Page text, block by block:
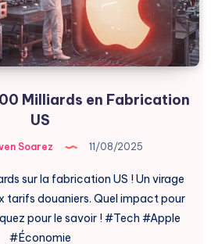
Milliards en Fabrication
US
Soarez 11/08/2025
sur la fabrication US ! Un virage
tarifs douaniers. Quel impact pour
pour le savoir ! #Tech #Apple
#Économie